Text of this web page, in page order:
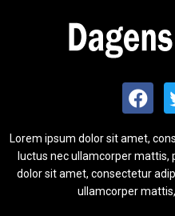
Lorem ipsum dolor sit amet,
luctus nec ullamcorper mattis,
dolor sit amet, consectetur
ullamcorper